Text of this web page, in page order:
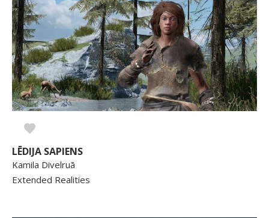
LĒDIJA SAPIENS
Kamila Divelruā
Extended Realities